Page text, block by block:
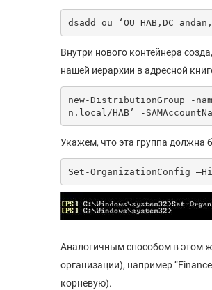
dsadd ou
Внутри нового контейнера
нашей иерархии в адресной
new-DistributionGroup -
n.local/HAB’ -
Укажем, что эта группа должна
Set-OrganizationConfig
Аналогичным способом в этом
организации), например
корневую).